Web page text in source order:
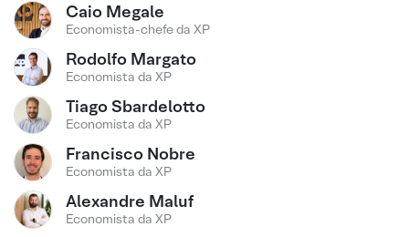
Caio Megale
Economista-chefe da XP
Rodolfo Margato
Economista da XP
Tiago Sbardelotto
Economista da XP
Francisco Nobre
Economista da XP
Alexandre Maluf
Economista da XP